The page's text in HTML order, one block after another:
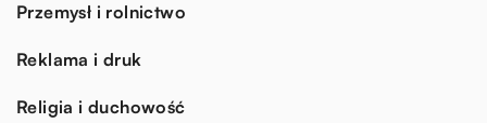
Przemysł i rolnictwo
Reklama i druk
Religia i duchowość